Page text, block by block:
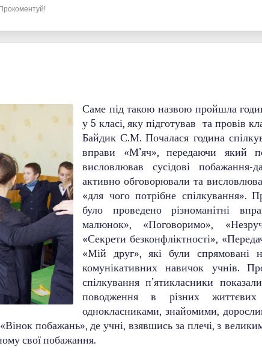
Саме під такою назвою пройшла
у 5 класі, яку підготував та провів
Байдик С.М. Почалася година
вправи «М’яч», передаючи який
висловлював сусідові
активно обговорювали та
«для чого потрібне спілкування».
було проведено різноманітні
малюнок», «Поговоримо»,
«Секрети безконфліктності»,
«Мій друг», які були спрямовані
комунікативних навичок учнів.
спілкування п’ятикласники
поводження в різних
однокласниками, знайомими,
побажань», де учні, взявшись за плечі, з
свої побажання.